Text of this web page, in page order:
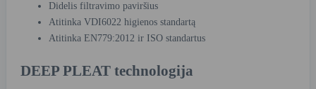
Didelis filtravimo paviršius
Atitinka VDI6022 higienos standartą
Atitinka EN779:2012 ir ISO standartus
DEEP PLEAT technologija